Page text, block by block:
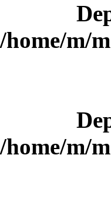
/home/m/
/home/m/